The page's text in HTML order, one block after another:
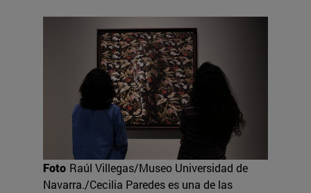
Foto Raúl Villegas/Museo Universidad de
Navarra./Cecilia Paredes es una de las